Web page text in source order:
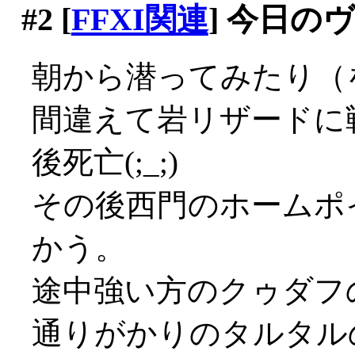
#2 [FFXI関連] 今日の
朝から潜ってみたり（
間違えて岩リザード
後死亡(;_;)
その後西門のホーム
かう。
途中強い方のクゥダ
通りがかりのタルタ